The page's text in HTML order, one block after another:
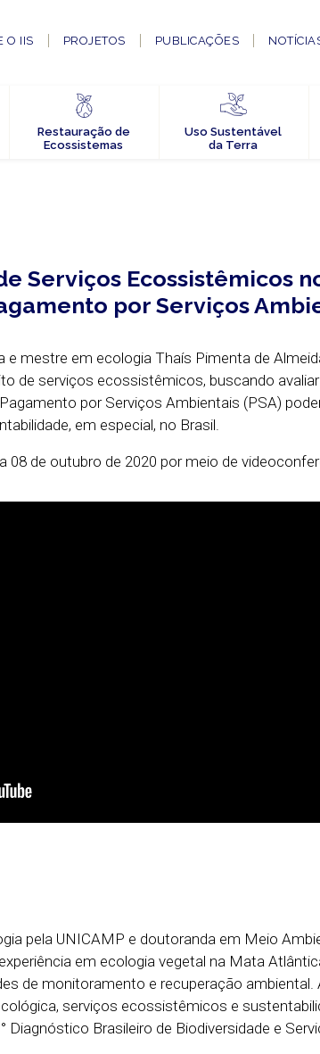
O IIS PROJETOS PUBLICAÇÕES
Restauração de
Ecossistemas
Uso Sustentável
da Terra
Serviços Ecossistêmicos
por Serviços
e mestre em ecologia Thaís Pimenta de
de serviços ecossistêmicos, buscando
por Serviços Ambientais (PSA)
em especial, no Brasil.
08 de outubro de 2020 por meio de
pela UNICAMP e doutoranda em Meio
em ecologia vegetal na Mata
de monitoramento e recuperação ambiental.
serviços ecossistêmicos e
Diagnóstico Brasileiro de Biodiversidade e